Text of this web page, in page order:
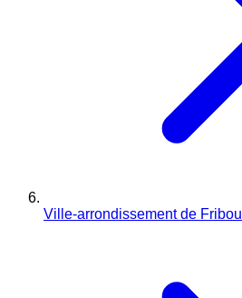
Ville-arrondissement de